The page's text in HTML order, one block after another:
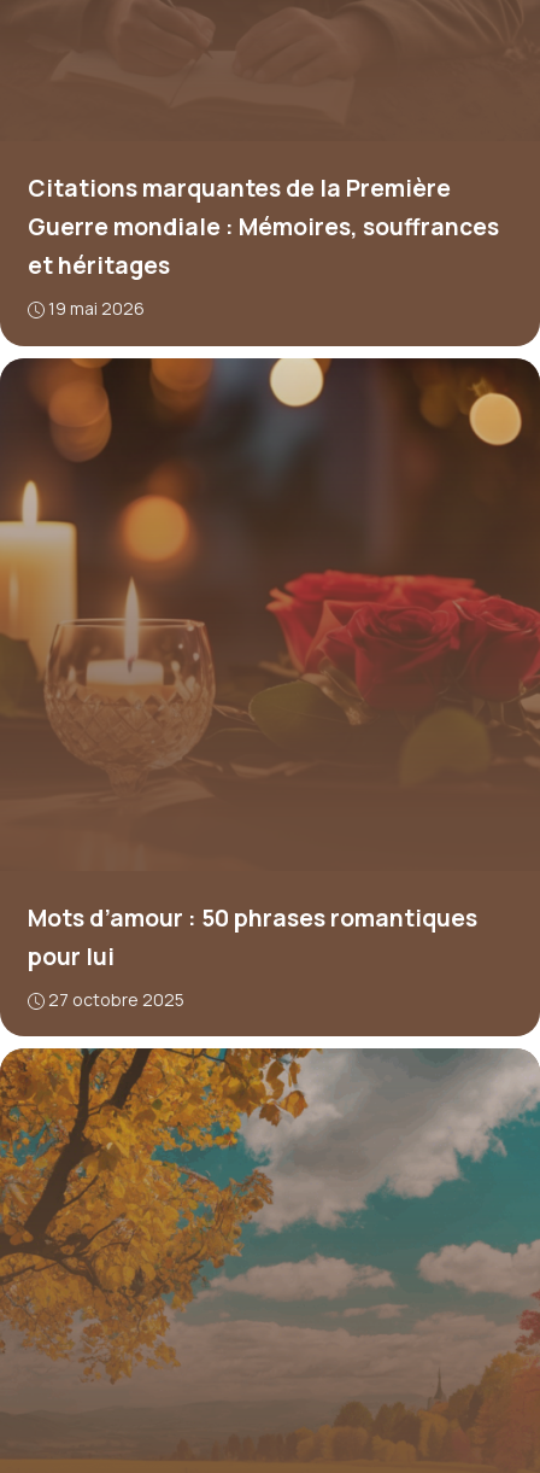
Citations marquantes de la Première
Guerre mondiale : Mémoires, souffrances
et héritages
19 mai 2026
Mots d’amour : 50 phrases romantiques
pour lui
27 octobre 2025